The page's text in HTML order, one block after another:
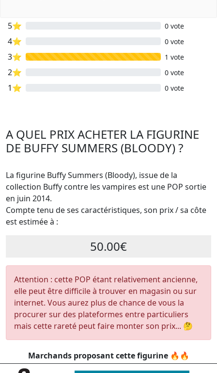
5⭐ 0 vote
4⭐ 0 vote
3⭐ 1 vote
2⭐ 0 vote
1⭐ 0 vote
A QUEL PRIX ACHETER LA FIGURINE
DE BUFFY SUMMERS (BLOODY) ?
La figurine Buffy Summers (Bloody), issue de la
collection Buffy contre les vampires est une POP sortie
en juin 2014.
Compte tenu de ses caractéristiques, son prix / sa côte
est estimée à :
50.00€
Attention : cette POP étant relativement ancienne,
elle peut être difficile à trouver en magasin ou sur
internet. Vous aurez plus de chance de vous la
procurer sur des plateformes entre particuliers
mais cette rareté peut faire monter son prix... 🤔
Marchands proposant cette figurine 🔥🔥